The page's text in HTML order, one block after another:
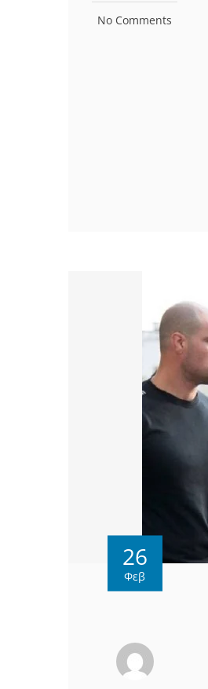
No Comments
26
Φεβ